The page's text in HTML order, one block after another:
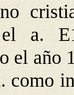
el a.
el año
como